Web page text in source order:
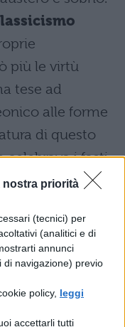
nostra priorità
(tecnici) per
(analitici e di
annunci
di navigazione) previo
policy, leggi
accettarli tutti
più le virtù
tese ad
alle forme
di questo
celebrava i fasti
usava un
e nei primi
cultura italiana
opposte a